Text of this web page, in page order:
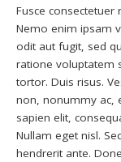
Fusce consectetuer
Nemo enim ipsam
odit aut fugit, sed
ratione voluptatem
tortor. Duis risus.
non, nonummy ac,
sapien elit,
Nullam eget nisl.
hendrerit ante.